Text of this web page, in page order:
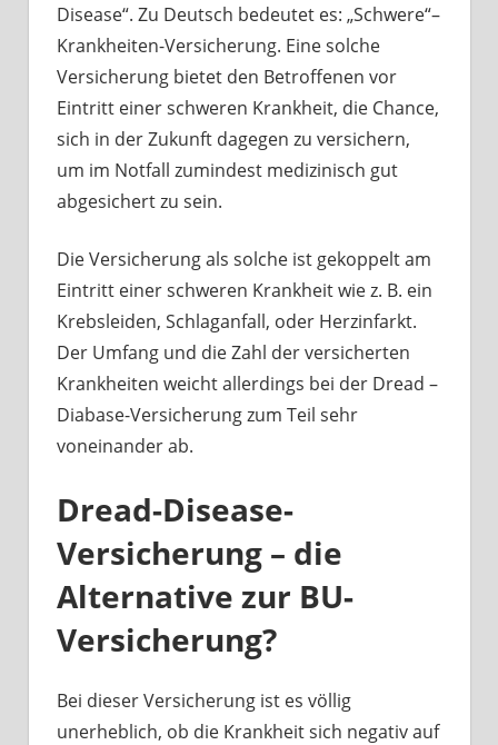
Disease“. Zu Deutsch bedeutet es: „Schwere“–
Krankheiten-Versicherung. Eine solche
Versicherung bietet den Betroffenen vor
Eintritt einer schweren Krankheit, die Chance,
sich in der Zukunft dagegen zu versichern,
um im Notfall zumindest medizinisch gut
abgesichert zu sein.
Die Versicherung als solche ist gekoppelt am
Eintritt einer schweren Krankheit wie z. B. ein
Krebsleiden, Schlaganfall, oder Herzinfarkt.
Der Umfang und die Zahl der versicherten
Krankheiten weicht allerdings bei der Dread –
Diabase-Versicherung zum Teil sehr
voneinander ab.
Dread-Disease-
Versicherung – die
Alternative zur BU-
Versicherung?
Bei dieser Versicherung ist es völlig
unerheblich, ob die Krankheit sich negativ auf